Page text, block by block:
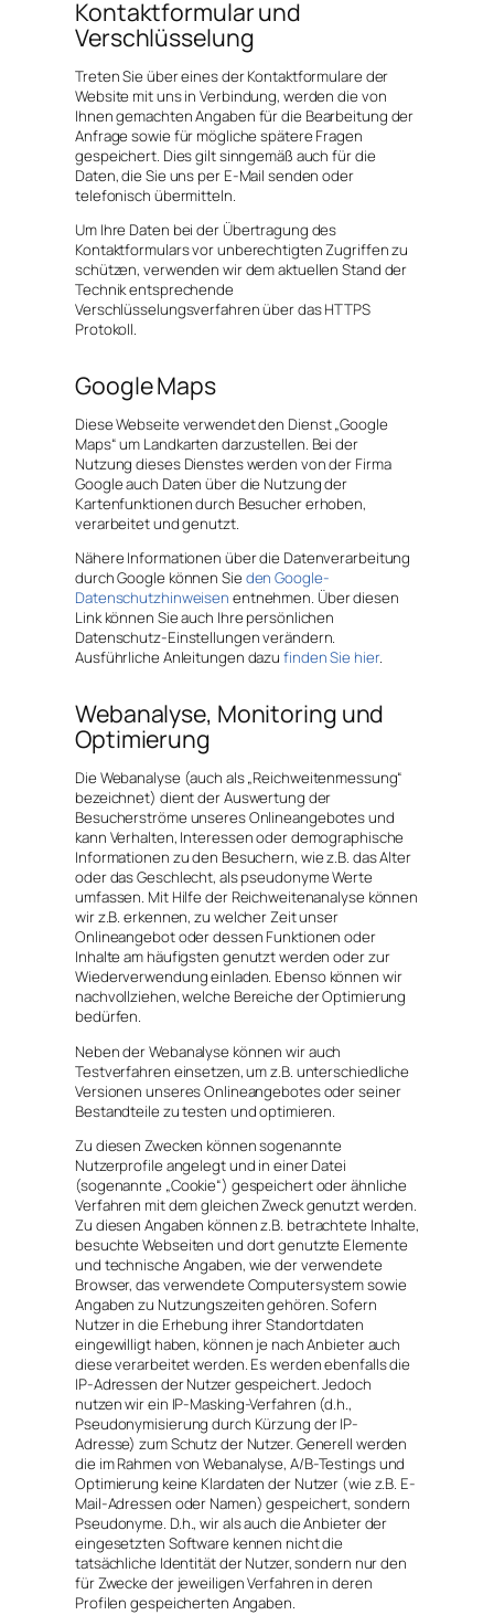
Kontaktformular und
Verschlüsselung
Treten Sie über eines der Kontaktformulare der
Website mit uns in Verbindung, werden die von
Ihnen gemachten Angaben für die Bearbeitung der
Anfrage sowie für mögliche spätere Fragen
gespeichert. Dies gilt sinngemäß auch für die
Daten, die Sie uns per E-Mail senden oder
telefonisch übermitteln.
Um Ihre Daten bei der Übertragung des
Kontaktformulars vor unberechtigten Zugriffen zu
schützen, verwenden wir dem aktuellen Stand der
Technik entsprechende
Verschlüsselungsverfahren über das HTTPS
Protokoll.
Google Maps
Diese Webseite verwendet den Dienst „Google
Maps“ um Landkarten darzustellen. Bei der
Nutzung dieses Dienstes werden von der Firma
Google auch Daten über die Nutzung der
Kartenfunktionen durch Besucher erhoben,
verarbeitet und genutzt.
Nähere Informationen über die Datenverarbeitung
durch Google können Sie den Google-
Datenschutzhinweisen entnehmen. Über diesen
Link können Sie auch Ihre persönlichen
Datenschutz-Einstellungen verändern.
Ausführliche Anleitungen dazu finden Sie hier.
Webanalyse, Monitoring und
Optimierung
Die Webanalyse (auch als „Reichweitenmessung“
bezeichnet) dient der Auswertung der
Besucherströme unseres Onlineangebotes und
kann Verhalten, Interessen oder demographische
Informationen zu den Besuchern, wie z.B. das Alter
oder das Geschlecht, als pseudonyme Werte
umfassen. Mit Hilfe der Reichweitenanalyse können
wir z.B. erkennen, zu welcher Zeit unser
Onlineangebot oder dessen Funktionen oder
Inhalte am häufigsten genutzt werden oder zur
Wiederverwendung einladen. Ebenso können wir
nachvollziehen, welche Bereiche der Optimierung
bedürfen.
Neben der Webanalyse können wir auch
Testverfahren einsetzen, um z.B. unterschiedliche
Versionen unseres Onlineangebotes oder seiner
Bestandteile zu testen und optimieren.
Zu diesen Zwecken können sogenannte
Nutzerprofile angelegt und in einer Datei
(sogenannte „Cookie“) gespeichert oder ähnliche
Verfahren mit dem gleichen Zweck genutzt werden.
Zu diesen Angaben können z.B. betrachtete Inhalte,
besuchte Webseiten und dort genutzte Elemente
und technische Angaben, wie der verwendete
Browser, das verwendete Computersystem sowie
Angaben zu Nutzungszeiten gehören. Sofern
Nutzer in die Erhebung ihrer Standortdaten
eingewilligt haben, können je nach Anbieter auch
diese verarbeitet werden. Es werden ebenfalls die
IP-Adressen der Nutzer gespeichert. Jedoch
nutzen wir ein IP-Masking-Verfahren (d.h.,
Pseudonymisierung durch Kürzung der IP-
Adresse) zum Schutz der Nutzer. Generell werden
die im Rahmen von Webanalyse, A/B-Testings und
Optimierung keine Klardaten der Nutzer (wie z.B. E-
Mail-Adressen oder Namen) gespeichert, sondern
Pseudonyme. D.h., wir als auch die Anbieter der
eingesetzten Software kennen nicht die
tatsächliche Identität der Nutzer, sondern nur den
für Zwecke der jeweiligen Verfahren in deren
Profilen gespeicherten Angaben.